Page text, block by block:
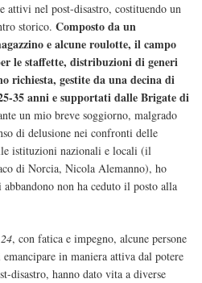
attivi nel post-disastro, costituendo un
storico. Composto da un
e alcune roulotte, il campo
le staffette, distribuzioni di generi
richiesta, gestite da una decina di
35 anni e supportati dalle Brigate di
un mio breve soggiorno, malgrado
di delusione nei confronti delle
istituzioni nazionali e locali (il
di Norcia, Nicola Alemanno), ho
non ha ceduto il posto alla
, con fatica e impegno, alcune persone
in maniera attiva dal potere
disastro, hanno dato vita a diverse